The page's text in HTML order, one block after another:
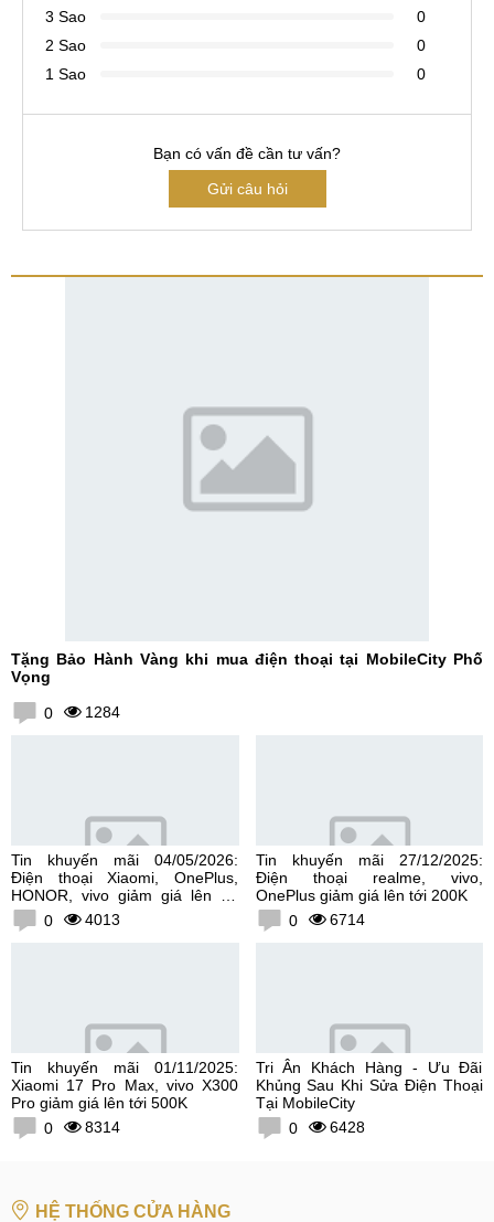
3 Sao
0
2 Sao
0
1 Sao
0
Bạn có vấn đề cần tư vấn?
Gửi câu hỏi
Tặng Bảo Hành Vàng khi mua điện thoại tại MobileCity Phố
Vọng
0 1284
Tin khuyến mãi 04/05/2026:
Điện thoại Xiaomi, OnePlus,
HONOR, vivo giảm giá lên tới
300K0 4013
Tin khuyến mãi 27/12/2025:
Điện thoại realme, vivo,
OnePlus giảm giá lên tới 200K
0
6714
Tin khuyến mãi 01/11/2025:
Xiaomi 17 Pro Max, vivo X300
Pro giảm giá lên tới 500K
0
8314
Tri Ân Khách Hàng - Ưu Đãi
Khủng Sau Khi Sửa Điện Thoại
Tại MobileCity
0
6428
HỆ THỐNG CỬA HÀNG